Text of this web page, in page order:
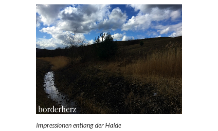
Impressionen entlang der Halde